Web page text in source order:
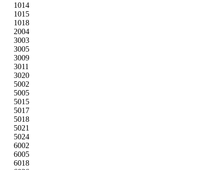
1014
1015
1018
2004
3003
3005
3009
3011
3020
5002
5005
5015
5017
5018
5021
5024
6002
6005
6018